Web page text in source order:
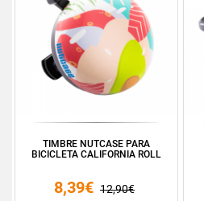
TIMBRE NUTCASE PARA
BICICLETA CALIFORNIA ROLL
8,39€ 12,90€